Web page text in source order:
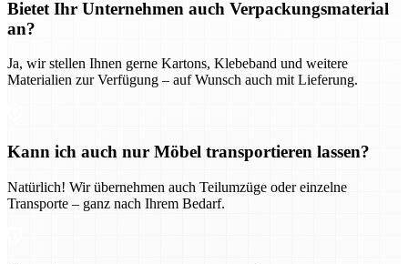
Bietet Ihr Unternehmen auch Verpackungsmaterial
an?
Ja, wir stellen Ihnen gerne Kartons, Klebeband und weitere
Materialien zur Verfügung – auf Wunsch auch mit Lieferung.
Kann ich auch nur Möbel transportieren lassen?
Natürlich! Wir übernehmen auch Teilumzüge oder einzelne
Transporte – ganz nach Ihrem Bedarf.